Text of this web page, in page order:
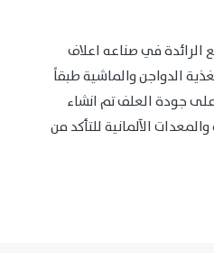
الرائدة في صناعه اعلاف
الدواجن والماشية طبقاً
جودة العلف تم انشاء
الآلمانية للتأكد من